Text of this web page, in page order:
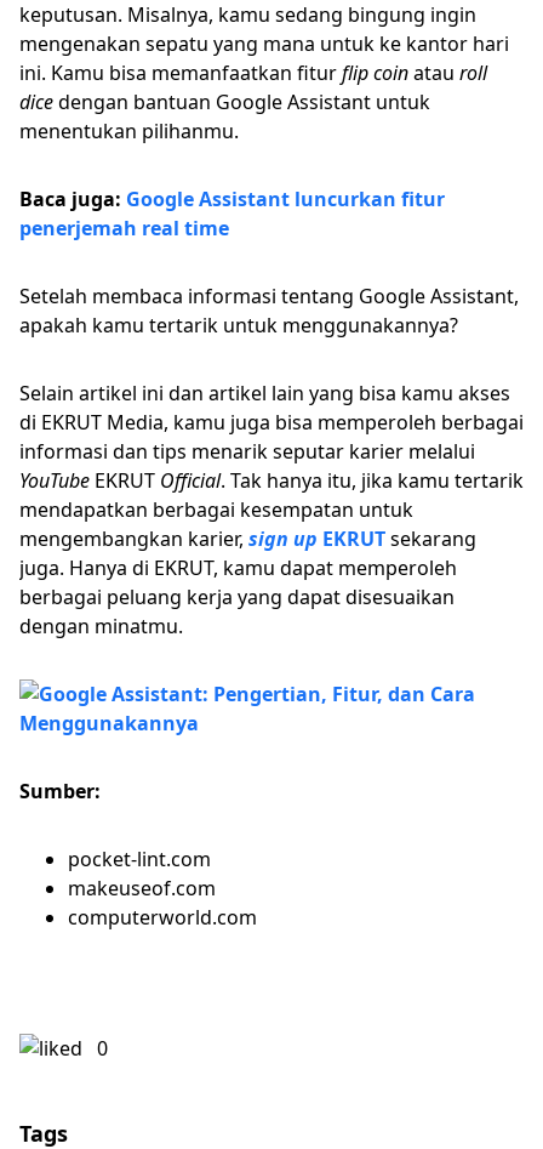
keputusan. Misalnya, kamu sedang bingung ingin
mengenakan sepatu yang mana untuk ke kantor hari
ini. Kamu bisa memanfaatkan fiturflip coinatau roll
dicedengan bantuan Google Assistant untuk
menentukan pilihanmu.
Baca juga: Google Assistant luncurkan fitur
penerjemah real time
Setelah membaca informasi tentang Google Assistant,
apakah kamu tertarik untuk menggunakannya?
Selain artikel ini dan artikel lain yang bisa kamu akses
di EKRUT Media, kamu juga bisa memperoleh berbagai
informasi dan tips menarik seputar karier melalui
YouTube EKRUT Official. Tak hanya itu, jika kamu tertarik
mendapatkan berbagai kesempatan untuk
mengembangkan karier, sign up EKRUTsekarang
juga. Hanya di EKRUT, kamu dapat memperoleh
berbagai peluang kerja yang dapat disesuaikan
dengan minatmu.
Sumber:
pocket-lint.com
makeuseof.com
computerworld.com
0
Tags